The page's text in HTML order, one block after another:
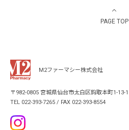
PAGE TOP
M2ファーマシー株式会社
〒982-0805 宮城県仙台市太白区鈎取本町1-13-1
TEL 022-393-7265 / FAX 022-393-8554